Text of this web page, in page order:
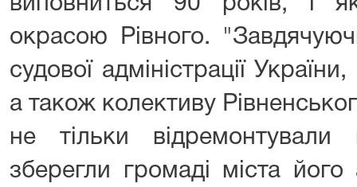
окрасою Рівного.
судової адміністрації
а також колективу
не тільки
зберегли громаді міста